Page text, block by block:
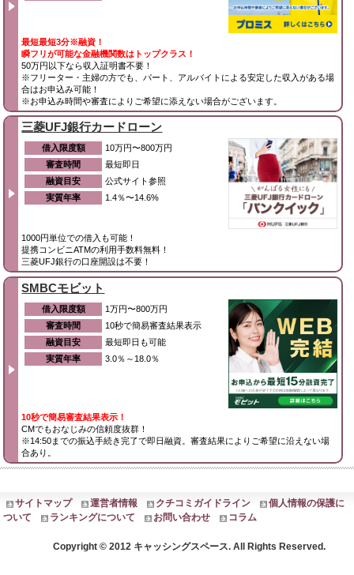
最短最短3分※融資！
瞬フリが可能な金融機関数はトップクラス！
50万円以下なら収入証明書不要！
※フリーター・主婦の方でも、パート、アルバイトによる安定した収入がある場
合はお申込み可能！
※お申込み時間や審査によりご希望に添えない場合がございます。
三菱UFJ銀行カードローン
借入限度額
10万円〜800万円
審査時間
最短即日
融資目安
公式サイト参照
実質年率
1.4％〜14.6%
1000円単位での借入も可能！
提携コンビニATMの利用手数料無料！
三菱UFJ銀行の口座開設は不要！
SMBCモビット
借入限度額
1万円〜800万円
審査時間
10秒で簡易審査結果表示
融資目安
最短即日も可能
実質年率
3.0％～18.0％
10秒で簡易審査結果表示！
CMでもおなじみの信頼度抜群！
※14:50までの振込手続き完了で即日融資。審査結果によりご希望に沿えない場
合あり。
サイトマップ 運営者情報 クチコミガイドライン
個人情報の保護に
ついて
ランキングについて お問い合わせ コラム
Copyright © 2012 キャッシングスペース. All Rights Reserved.